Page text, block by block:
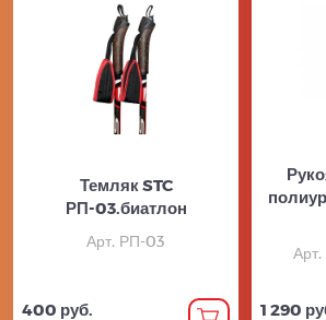
Темляк STC
РП-03.биатлон
Арт. РП-03
400 руб. 1 290